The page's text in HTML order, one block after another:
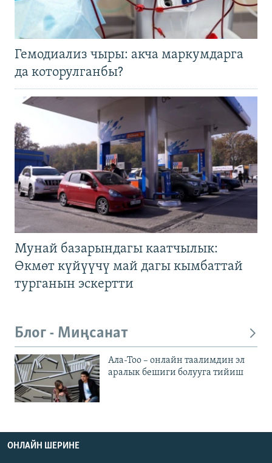
Гемодиализ чыры: акча маркумдарга
да которулганбы?
Мунай базарындагы каатчылык:
Өкмөт күйүүчү май дагы кымбаттай
турганын эскертти
Блог - Миңсанат
Ала-Тоо – онлайн таалимдин эл
аралык бешиги болууга тийиш
ОНЛАЙН ШЕРИНЕ